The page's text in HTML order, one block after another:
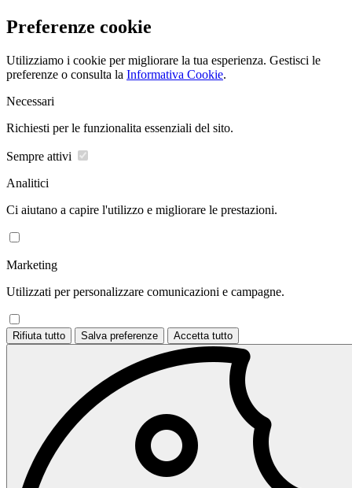
Preferenze cookie
Utilizziamo i cookie per migliorare la tua esperienza. Gestisci le
preferenze o consulta la Informativa Cookie.
Necessari
Richiesti per le funzionalita essenziali del sito.
Sempre attivi
Analitici
Ci aiutano a capire l'utilizzo e migliorare le prestazioni.
Marketing
Utilizzati per personalizzare comunicazioni e campagne.
Rifiuta tutto Salva preferenze Accetta tutto